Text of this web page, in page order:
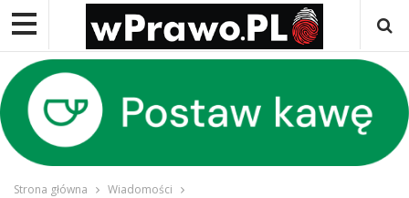
Strona główna Wiadomości